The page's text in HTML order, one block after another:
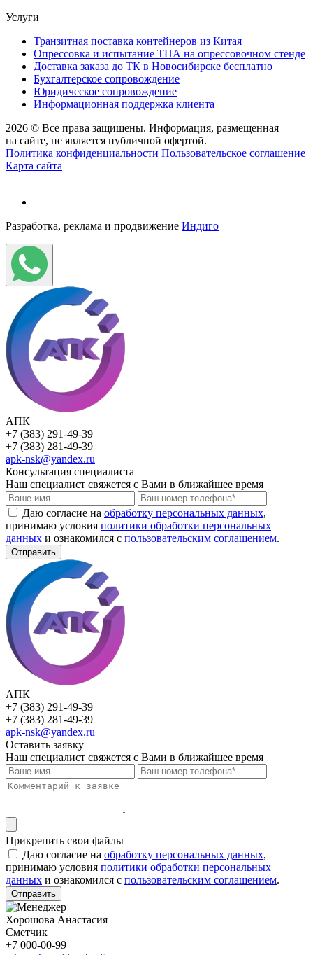
Услуги
Транзитная поставка контейнеров из Китая
Опрессовка и испытание ТПА на опрессовочном стенде
Доставка заказа до ТК в Новосибирске бесплатно
Бухгалтерское сопровождение
Юридическое сопровождение
Информационная поддержка клиента
2026 © Все права защищены. Информация, размещенная
на сайте, не является публичной офертой.
Политика конфиденциальности Пользовательское соглашение
Карта сайта
Разработка, реклама и продвижение Индиго
АПК
+7 (383) 291-49-39
+7 (383) 281-49-39
apk-nsk@yandex.ru
Консультация специалиста
Наш специалист свяжется с Вами в ближайшее время
Даю согласие на обработку персональных данных,
принимаю условия политики обработки персональных
данных и ознакомился с пользовательским соглашением.
Отправить
АПК
+7 (383) 291-49-39
+7 (383) 281-49-39
apk-nsk@yandex.ru
Оставить заявку
Наш специалист свяжется с Вами в ближайшее время
Прикрепить свои файлы
Даю согласие на обработку персональных данных,
принимаю условия политики обработки персональных
данных и ознакомился с пользовательским соглашением.
Отправить
Хорошова Анастасия
Сметчик
+7 000-00-99